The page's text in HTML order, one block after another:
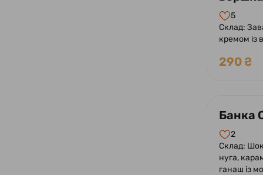
5
Склад:
кремом із
290 ₴
Банка
2
Склад:
нуга,
ганаш із